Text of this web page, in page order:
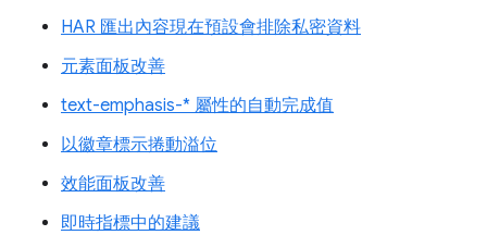
HAR 匯出內容現在預設會排除私密資料
元素面板改善
text-emphasis-* 屬性的自動完成值
以徽章標示捲動溢位
效能面板改善
即時指標中的建議